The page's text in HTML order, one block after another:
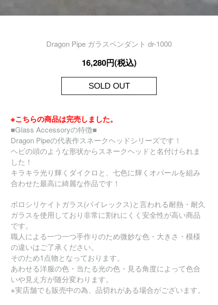
Dragon Pipe ガラスペンダント dr-1000
16,280円(税込)
SOLD OUT
※こちらの商品は完売しました。
■Glass Accessoryの特徴■
Dragon Pipeの代表作スネークヘッドシリーズです！
ヘビの頭のような形状からスネークヘッドと名付けられま
した！
キラキラ光り輝くダイクロと、七色に輝くオパールを組み
合わせた最高に綺麗な作品です！
ボロシリケイトガラス(パイレックス)と言われる耐熱・耐久
ガラスを使用しており非常に割れにくく安全性が高い商品
です。
職人による一つ一つ手作りのため微妙な色・大きさ・模様
の違いはご了承ください。
そのため1点物となっております。
あわせる洋服の色・当たる光の色・見る角度によって色合
いや見え方が随分変わります。
※実店舗でも販売中の為、品切れがある場合がございます。